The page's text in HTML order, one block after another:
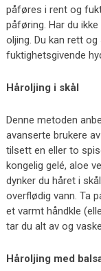
påføres i rent og
påføring. Har du
oljing. Du kan rett
fuktighetsgivende
Håroljing i skål
Denne metoden
avanserte brukere
tilsett en eller to
kongelig gelé, aloe
dynker du håret i
overflødig vann. Ta
et varmt håndkle
tar du alt av og
Håroljing med